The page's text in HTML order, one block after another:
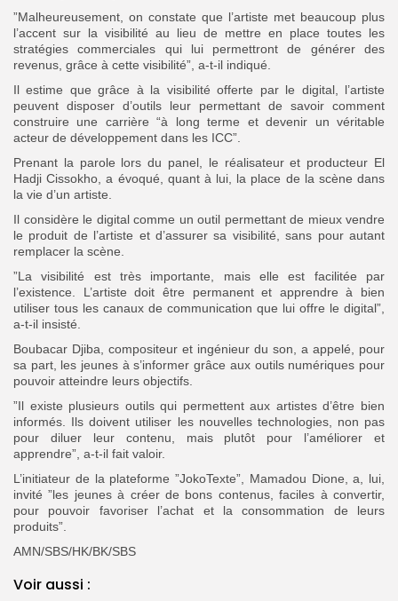
”Malheureusement, on constate que l’artiste met beaucoup plus
l’accent sur la visibilité au lieu de mettre en place toutes les
stratégies commerciales qui lui permettront de générer des
revenus, grâce à cette visibilité”, a-t-il indiqué.
Il estime que grâce à la visibilité offerte par le digital, l’artiste
peuvent disposer d’outils leur permettant de savoir comment
construire une carrière “à long terme et devenir un véritable
acteur de développement dans les ICC”.
Prenant la parole lors du panel, le réalisateur et producteur El
Hadji Cissokho, a évoqué, quant à lui, la place de la scène dans
la vie d’un artiste.
Il considère le digital comme un outil permettant de mieux vendre
le produit de l’artiste et d’assurer sa visibilité, sans pour autant
remplacer la scène.
”La visibilité est très importante, mais elle est facilitée par
l’existence. L’artiste doit être permanent et apprendre à bien
utiliser tous les canaux de communication que lui offre le digital”,
a-t-il insisté.
Boubacar Djiba, compositeur et ingénieur du son, a appelé, pour
sa part, les jeunes à s’informer grâce aux outils numériques pour
pouvoir atteindre leurs objectifs.
”Il existe plusieurs outils qui permettent aux artistes d’être bien
informés. Ils doivent utiliser les nouvelles technologies, non pas
pour diluer leur contenu, mais plutôt pour l’améliorer et
apprendre”, a-t-il fait valoir.
L’initiateur de la plateforme ”JokoTexte”, Mamadou Dione, a, lui,
invité ”les jeunes à créer de bons contenus, faciles à convertir,
pour pouvoir favoriser l’achat et la consommation de leurs
produits”.
AMN/SBS/HK/BK/SBS
Voir aussi :